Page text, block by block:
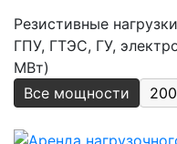
Резистивные
ГПУ, ГТЭС, ГУ,
МВт)
Все мощности